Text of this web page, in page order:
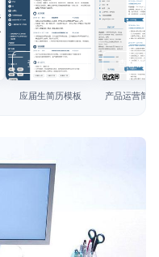
查看模板
应届生简历模板
查看模板
产品运营简